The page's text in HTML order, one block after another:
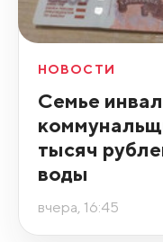
НОВОСТИ
Семье
тысяч
воды
вчера, 16:45